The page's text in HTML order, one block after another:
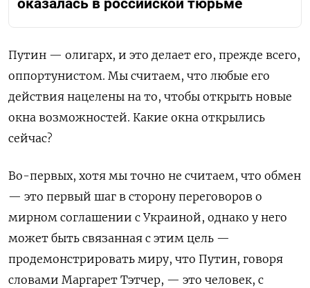
оказалась в российской тюрьме
Путин — олигарх, и это делает его, прежде всего,
оппортунистом. Мы считаем, что любые его
действия нацелены на то, чтобы открыть новые
окна возможностей. Какие окна открылись
сейчас?
Во-первых, хотя мы точно не считаем, что обмен
— это первый шаг в сторону переговоров о
мирном соглашении с Украиной, однако у него
может быть связанная с этим цель —
продемонстрировать миру, что Путин, говоря
словами Маргарет Тэтчер, — это человек, с